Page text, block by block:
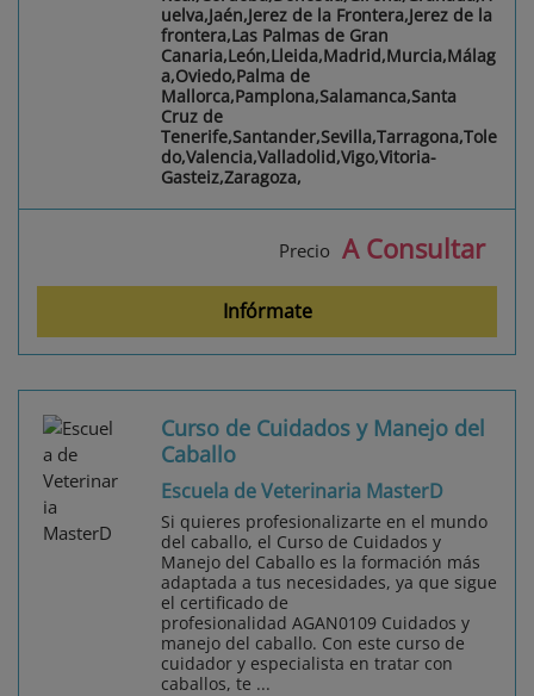
uelva,Jaén,Jerez de la Frontera,Jerez de la
frontera,Las Palmas de Gran
Canaria,León,Lleida,Madrid,Murcia,Málag
a,Oviedo,Palma de
Mallorca,Pamplona,Salamanca,Santa
Cruz de
Tenerife,Santander,Sevilla,Tarragona,Tole
do,Valencia,Valladolid,Vigo,Vitoria-
Gasteiz,Zaragoza,
Precio A Consultar
Infórmate
Curso de Cuidados y Manejo del
Caballo
Escuela de Veterinaria MasterD
Si quieres profesionalizarte en el mundo
del caballo, el Curso de Cuidados y
Manejo del Caballo es la formación más
adaptada a tus necesidades, ya que sigue
el certificado de
profesionalidad AGAN0109 Cuidados y
manejo del caballo. Con este curso de
cuidador y especialista en tratar con
caballos, te ...